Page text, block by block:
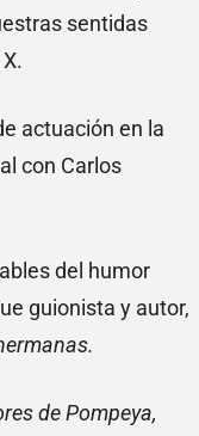
sentidas
actuación en la
con Carlos
del humor
guionista y autor,
de Pompeya,